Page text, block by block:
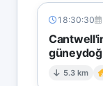
18:30:30
5.3 km